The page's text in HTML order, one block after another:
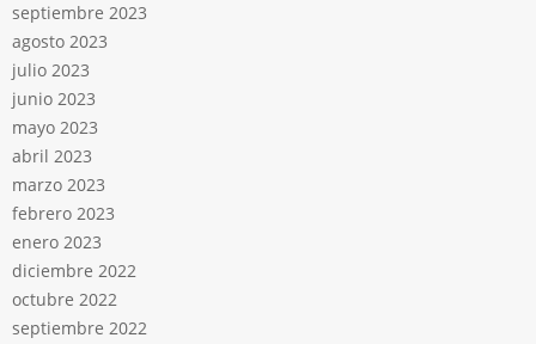
septiembre 2023
agosto 2023
julio 2023
junio 2023
mayo 2023
abril 2023
marzo 2023
febrero 2023
enero 2023
diciembre 2022
octubre 2022
septiembre 2022